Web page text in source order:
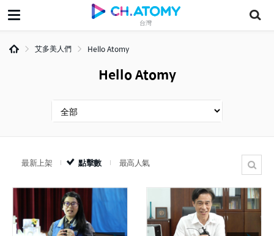
台灣
艾多美人們 Hello Atomy
Hello Atomy
最新上架 點擊數 最高人氣